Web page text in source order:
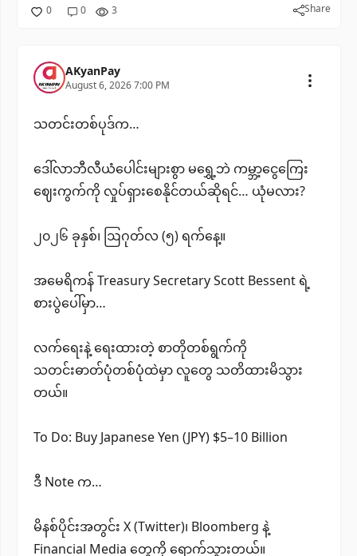
0 0 3 Share
AKyanPay
August 6, 2026 7:00 PM
သတင်းတစ်ပုဒ်က…
ဒေါ်လာဘီလီယံပေါင်းများစွာ မရွှေ့ဘဲ ကမ္ဘာ့ငွေကြေး
ဈေးကွက်ကို လှုပ်ရှားစေနိုင်တယ်ဆိုရင်… ယုံမလား?
၂၀၂၆ ခုနှစ်၊ ဩဂုတ်လ (၅) ရက်နေ့။
အမေရိကန် Treasury Secretary Scott Bessent ရဲ့
စားပွဲပေါ်မှာ…
လက်ရေးနဲ့ ရေးထားတဲ့ စာတိုတစ်ရွက်ကို
သတင်းဓာတ်ပုံတစ်ပုံထဲမှာ လူတွေ သတိထားမိသွား
တယ်။
To Do: Buy Japanese Yen (JPY) $5–10 Billion
ဒီ Note က…
မိနစ်ပိုင်းအတွင်း X (Twitter)၊ Bloomberg နဲ့
Financial Media တွေကို ရောက်သွားတယ်။